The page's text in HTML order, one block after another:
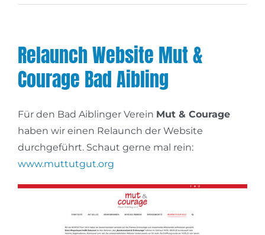
Relaunch Website Mut &
Courage Bad Aibling
Für den Bad Aiblinger Verein Mut & Courage
haben wir einen Relaunch der Website
durchgeführt. Schaut gerne mal rein:
www.muttutgut.org